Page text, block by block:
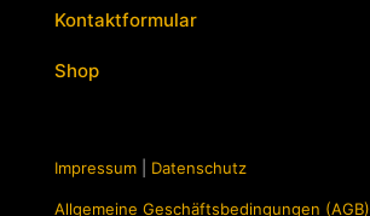
Kontaktformular
Shop
Impressum Datenschutz
Allgemeine Geschäftsbedingungen (AGB)